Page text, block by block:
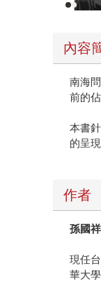
內容
南海
前的
本書
的呈
作者
孫國祥
現任
華大